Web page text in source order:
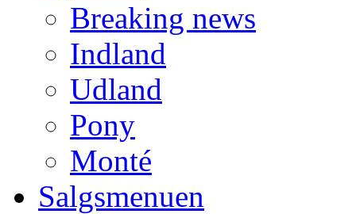
Breaking news
Indland
Udland
Pony
Monté
Salgsmenuen